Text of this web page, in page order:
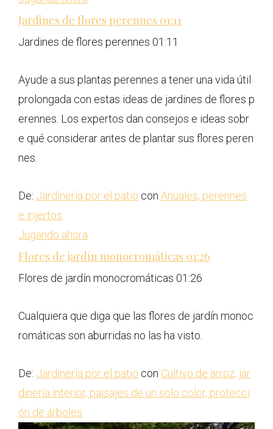
Jardines de flores perennes 01:11
Jardines de flores perennes 01:11
Ayude a sus plantas perennes a tener una vida útil
prolongada con estas ideas de jardines de flores p
erennes. Los expertos dan consejos e ideas sobr
e qué considerar antes de plantar sus flores peren
nes.
De: Jardinería por el patio con Anuales, perennes
e injertos
Jugando ahora
Flores de jardín monocromáticas 01:26
Flores de jardín monocromáticas 01:26
Cualquiera que diga que las flores de jardín monoc
romáticas son aburridas no las ha visto.
De: Jardinería por el patio con Cultivo de arroz, jar
dinería interior, paisajes de un solo color, protecci
ón de árboles